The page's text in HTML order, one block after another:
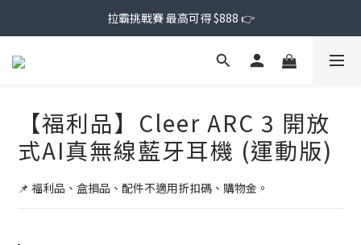
拉霸挑戰賽 最高可得 $888 👉
【福利品】Cleer ARC 3 開放
式AI真無線藍牙耳機 (運動版)
📌 福利品、盒損品、配件不適用折扣碼、購物金。